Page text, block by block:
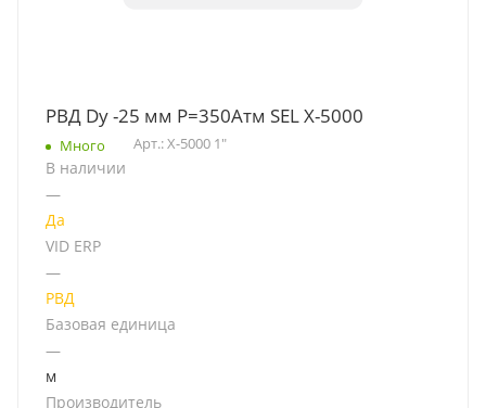
РВД Dу -25 мм Р=350Атм SEL X-5000
Много Арт.: X-5000 1"
В наличии
—
Да
VID ERP
—
РВД
Базовая единица
—
м
Производитель